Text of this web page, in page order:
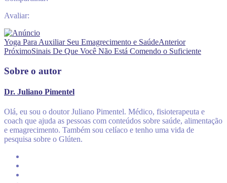
Avaliar:
Yoga Para Auxiliar Seu Emagrecimento e SaúdeAnterior
PróximoSinais De Que Você Não Está Comendo o Suficiente
Sobre o autor
Dr. Juliano Pimentel
Olá, eu sou o doutor Juliano Pimentel. Médico, fisioterapeuta e
coach que ajuda as pessoas com conteúdos sobre saúde, alimentação
e emagrecimento. Também sou celíaco e tenho uma vida de
pesquisa sobre o Glúten.